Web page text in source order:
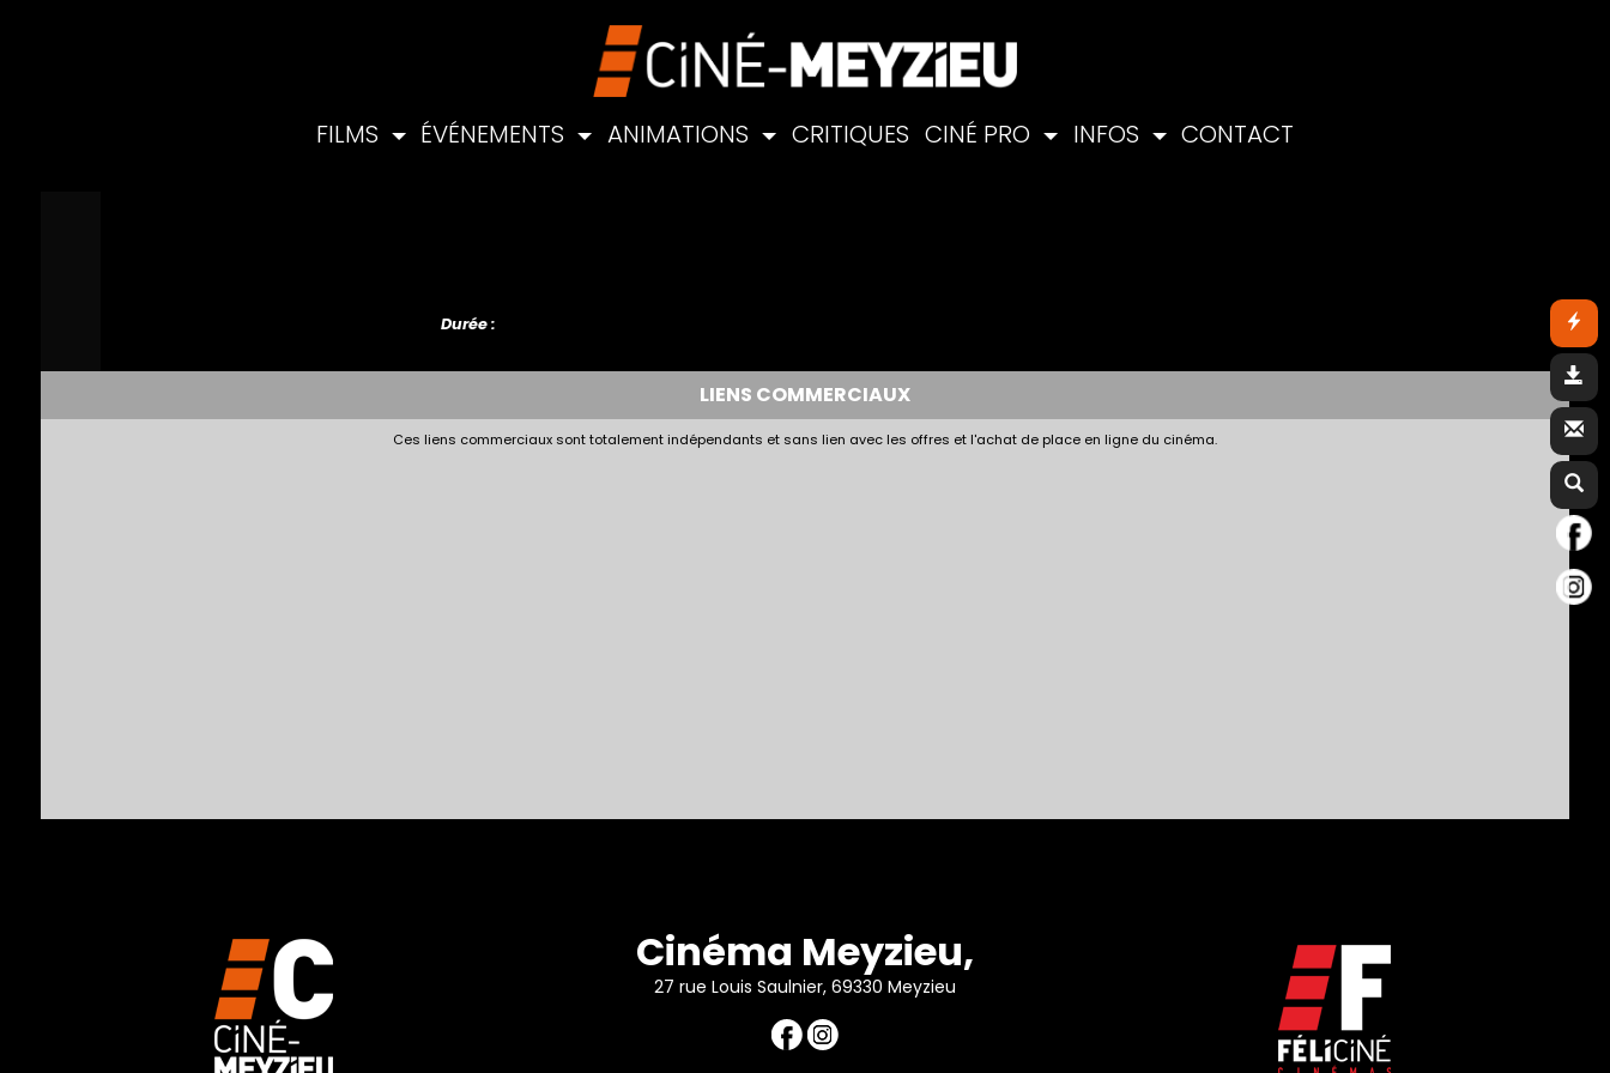
FILMS ÉVÉNEMENTS ANIMATIONS CRITIQUES CINÉ PRO INFOS CONTACT
Durée :
LIENS COMMERCIAUX
Ces liens commerciaux sont totalement indépendants et sans lien avec les offres et l'achat de place en ligne du cinéma.
Cinéma Meyzieu,
27 rue Louis Saulnier, 69330 Meyzieu